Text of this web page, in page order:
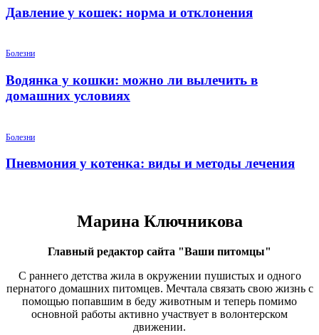
Давление у кошек: норма и отклонения
Болезни
Водянка у кошки: можно ли вылечить в
домашних условиях
Болезни
Пневмония у котенка: виды и методы лечения
Марина Ключникова
Главный редактор сайта "Ваши питомцы"
С раннего детства жила в окружении пушистых и одного
пернатого домашних питомцев. Мечтала связать свою жизнь с
помощью попавшим в беду животным и теперь помимо
основной работы активно участвует в волонтерском
движении.